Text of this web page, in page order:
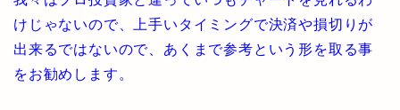
けじゃないので、上手いタイミングで決済や損切りが
出来るではないので、あくまで参考という形を取る事
をお勧めします。